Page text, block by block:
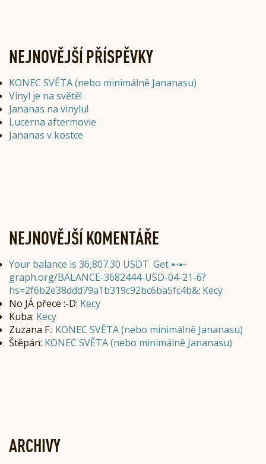
NEJNOVĚJŠÍ PŘÍSPĚVKY
KONEC SVĚTA (nebo minimálně Jananasu)
Vinyl je na světě!
Jananas na vinylu!
Lucerna aftermovie
Jananas v kostce
NEJNOVĚJŠÍ KOMENTÁŘE
Your balance is 36,807.30 USDT. Get ➸➸
graph.org/BALANCE-3682444-USD-04-21-6?
hs=2f6b2e38ddd79a1b319c92bc6ba5fc4b&: Kecy
No JÁ přece :-D: Kecy
Kuba: Kecy
Zuzana F.: KONEC SVĚTA (nebo minimálně Jananasu)
Štěpán: KONEC SVĚTA (nebo minimálně Jananasu)
ARCHIVY